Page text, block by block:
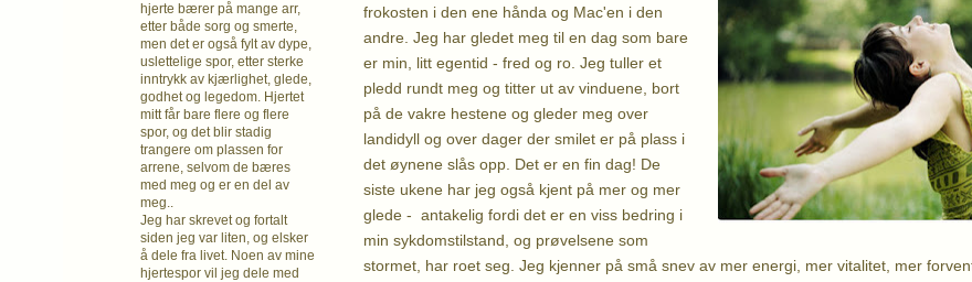
frokosten i den ene hånda og Mac'en i den
andre. Jeg har gledet meg til en dag som bare
er min, litt egentid - fred og ro. Jeg tuller et
pledd rundt meg og titter ut av vinduene, bort
på de vakre hestene og gleder meg over
landidyll og over dager der smilet er på plass i
det øynene slås opp. Det er en fin dag! De
siste ukene har jeg også kjent på mer og mer
glede - antakelig fordi det er en viss bedring i
min sykdomstilstand, og prøvelsene som
stormet, har roet seg. Jeg kjenner på små snev av mer energi, mer vitalitet, mer
hjerte bærer på mange arr,
etter både sorg og smerte,
men det er også fylt av dype,
uslettelige spor, etter sterke
inntrykk av kjærlighet, glede,
godhet og legedom. Hjertet
mitt får bare flere og flere
spor, og det blir stadig
trangere om plassen for
arrene, selvom de bæres
med meg og er en del av
meg..
Jeg har skrevet og fortalt
siden jeg var liten, og elsker
å dele fra livet. Noen av mine
hjertespor vil jeg dele med